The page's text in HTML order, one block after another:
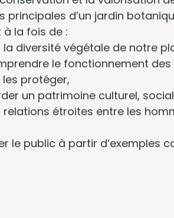
principales d’un jardin
la fois de :
la diversité végétale de notre
le fonctionnement
protéger,
un patrimoine culturel,
étroites entre les
le public à partir d’exemples